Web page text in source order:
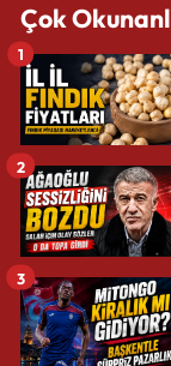
Çok
1
2
3